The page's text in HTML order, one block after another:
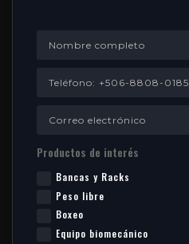
Productos de interés
Bancas y Racks
Peso libre
Boxeo
Equipo biomecánico